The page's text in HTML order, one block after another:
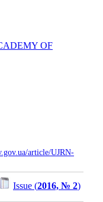
OF
article/UJRN-
Issue (2016, № 2)